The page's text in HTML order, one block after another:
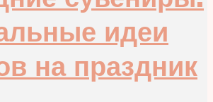
идеи
на праздник